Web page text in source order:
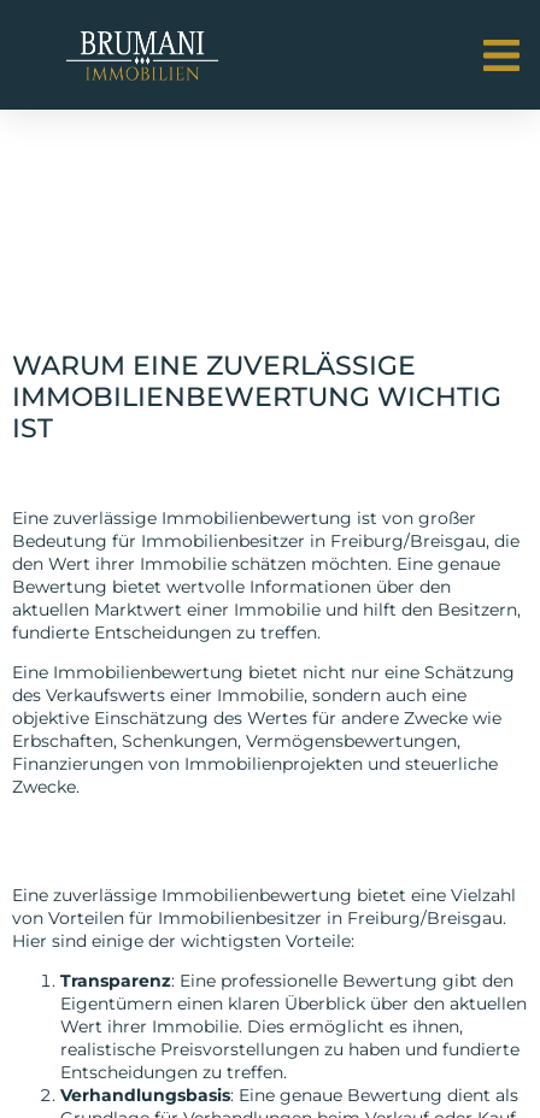
WARUM EINE ZUVERLÄSSIGE
IMMOBILIENBEWERTUNG WICHTIG
IST
Eine zuverlässige Immobilienbewertung ist von großer
Bedeutung für Immobilienbesitzer in Freiburg/Breisgau, die
den Wert ihrer Immobilie schätzen möchten. Eine genaue
Bewertung bietet wertvolle Informationen über den
aktuellen Marktwert einer Immobilie und hilft den Besitzern,
fundierte Entscheidungen zu treffen.
Eine Immobilienbewertung bietet nicht nur eine Schätzung
des Verkaufswerts einer Immobilie, sondern auch eine
objektive Einschätzung des Wertes für andere Zwecke wie
Erbschaften, Schenkungen, Vermögensbewertungen,
Finanzierungen von Immobilienprojekten und steuerliche
Zwecke.
Eine zuverlässige Immobilienbewertung bietet eine Vielzahl
von Vorteilen für Immobilienbesitzer in Freiburg/Breisgau.
Hier sind einige der wichtigsten Vorteile:
Transparenz: Eine professionelle Bewertung gibt den
Eigentümern einen klaren Überblick über den aktuellen
Wert ihrer Immobilie. Dies ermöglicht es ihnen,
realistische Preisvorstellungen zu haben und fundierte
Entscheidungen zu treffen.
Verhandlungsbasis: Eine genaue Bewertung dient als